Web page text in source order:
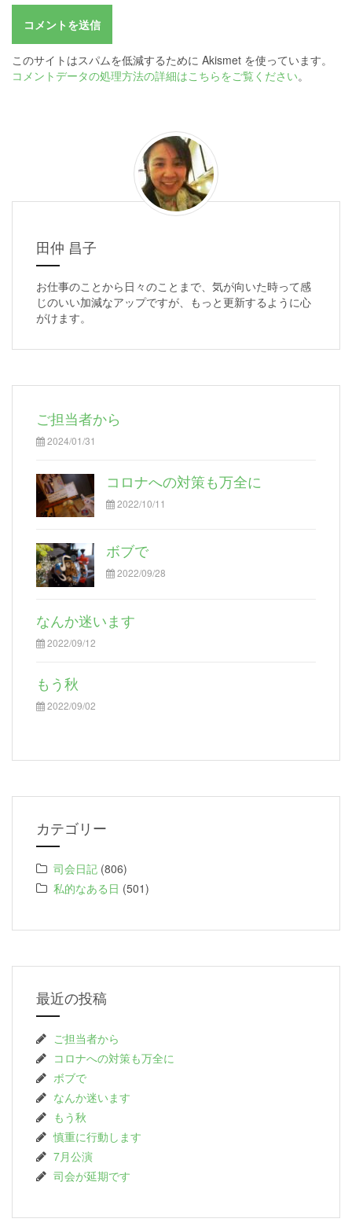
このサイトはスパムを低減するために Akismet を使っています。
コメントデータの処理方法の詳細はこちらをご覧ください。
田仲 昌子
お仕事のことから日々のことまで、気が向いた時って感
じのいい加減なアップですが、もっと更新するように心
がけます。
ご担当者から
2024/01/31
コロナへの対策も万全に
2022/10/11
ボブで
2022/09/28
なんか迷います
2022/09/12
もう秋
2022/09/02
カテゴリー
司会日記 (806)
私的なある日 (501)
最近の投稿
ご担当者から
コロナへの対策も万全に
ボブで
なんか迷います
もう秋
慎重に行動します
7月公演
司会が延期です